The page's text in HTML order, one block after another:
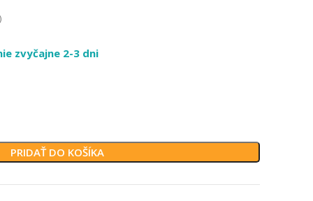
zvyčajne 2-3 dni
PRIDAŤ DO KOŠÍKA